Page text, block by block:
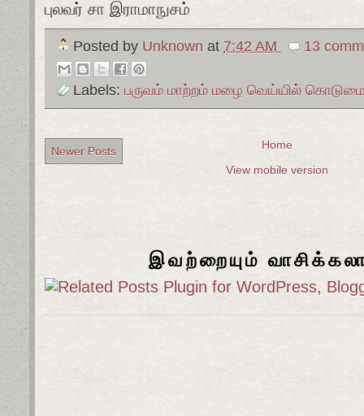
புலவர் சா இராமாநுசம்
Posted by Unknown at 7:42 AM 13
Labels: பருவம் மாற்றம் மழை வெய்யில்
Newer Posts
Home
View mobile version
இவற்றையும்